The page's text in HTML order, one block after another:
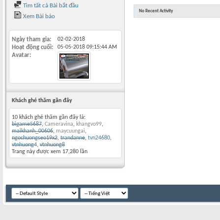
Tìm tất cả Bài bắt đầu
Xem Bài báo
Ngày tham gia 02-02-2018
Hoạt động cuối 05-05-2018 09:15:44 AM
Avatar
Khách ghé thăm gần đây
10 khách ghé thăm gần đây là:
bigame5687, Cameravina, khangvo99,
maikhanh_00606, maycuungai,
ngochuongseo19x2, trandanne, tvn24680,
vtnhuong4, vtnhuong8
Trang này được xem 17,280 lần
No Recent Activity